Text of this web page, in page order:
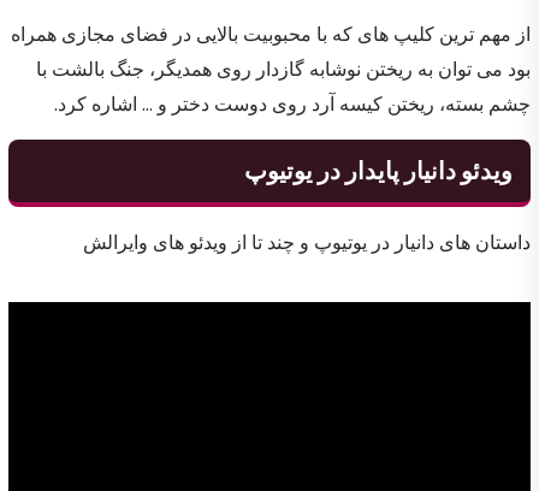
از مهم ترین کلیپ های که با محبوبیت بالایی در فضای مجازی همراه
بود می توان به ریختن نوشابه گازدار روی همدیگر، جنگ بالشت با
چشم بسته، ریختن کیسه آرد روی دوست دختر و … اشاره کرد.
ویدئو دانیار پایدار در یوتیوپ
داستان های دانیار در یوتیوپ و چند تا از ویدئو های وایرالش